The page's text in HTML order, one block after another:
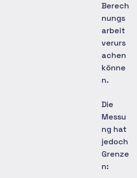
Berech
nungs
arbeit
verurs
achen
könne
n.
Die
Messu
ng hat
jedoch
Grenze
n: